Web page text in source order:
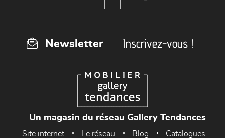
Newsletter Inscrivez-vous !
Un magasin du réseau Gallery Tendances
Site internet Le réseau Blog Catalogues